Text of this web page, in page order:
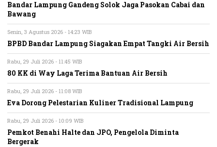
Bandar Lampung Gandeng Solok Jaga Pasokan Cabai dan
Bawang
Senin, 3 Agustus 2026 - 14:23 WIB
BPBD Bandar Lampung Siagakan Empat Tangki Air Bersih
Rabu, 29 Juli 2026 - 11:45 WIB
80 KK di Way Laga Terima Bantuan Air Bersih
Rabu, 29 Juli 2026 - 11:08 WIB
Eva Dorong Pelestarian Kuliner Tradisional Lampung
Rabu, 29 Juli 2026 - 10:09 WIB
Pemkot Benahi Halte dan JPO, Pengelola Diminta
Bergerak